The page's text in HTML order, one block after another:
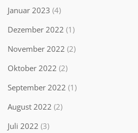
Januar 2023 (4)
Dezember 2022 (1)
November 2022 (2)
Oktober 2022 (2)
September 2022 (1)
August 2022 (2)
Juli 2022 (3)